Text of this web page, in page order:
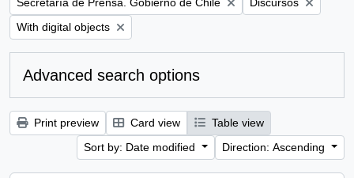
Remove filter:
With digital objects
Advanced search options
Print preview Card view
Table view
Sort by: Date modified
Direction: Ascending